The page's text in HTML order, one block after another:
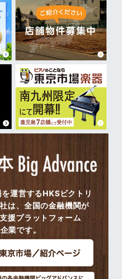
運営するHKSビクトリ
は、全国の金融機関が
援プラットフォーム
業です。